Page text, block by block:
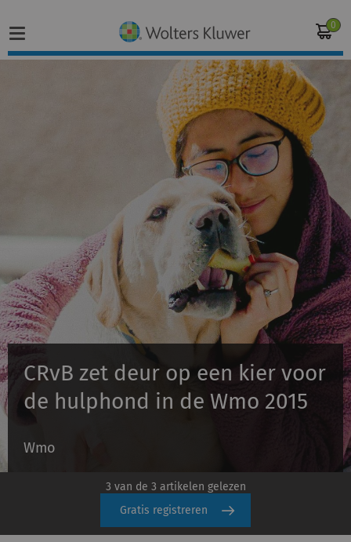
0
Producten
Opleidingen
Juridisch advies
Inloggen
CRvB zet deur op een kier voor
de hulphond in de Wmo 2015
Wmo
3 van de 3 artikelen gelezen
Gratis registreren